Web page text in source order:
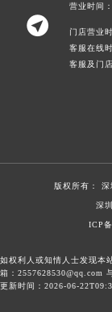

营业时间：
门店营业
客服在线
客服及门
版权所有： 深
深
ICP
如权利人或知情人士发现本
箱：2557628530@qq.com
更新时间：2026-06-